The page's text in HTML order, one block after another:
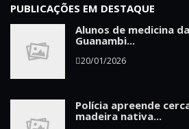
PUBLICAÇÕES EM DESTAQUE
Alunos de medicina
Guanambi...
20/01/2026
Polícia apreende
madeira nativa...